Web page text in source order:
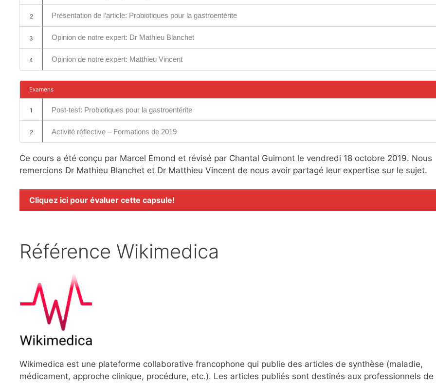
2 Présentation de l’article: Probiotiques pour la gastroentérite
3 Opinion de notre expert: Dr Mathieu Blanchet
4 Opinion de notre expert: Matthieu Vincent
Examens
1 Post-test: Probiotiques pour la gastroentérite
2 Activité réflective – Formations de 2019
Ce cours a été conçu par Marcel Emond et révisé par Chantal Guimont le vendredi 18 octobre 2019. Nous
remercions Dr Mathieu Blanchet et Dr Matthieu Vincent de nous avoir partagé leur expertise sur le sujet.
Cliquez ici pour évaluer cette capsule!
Référence Wikimedica
Wikimedica est une plateforme collaborative francophone qui publie des articles de synthèse (maladie,
médicament, approche clinique, procédure, etc.). Les articles publiés sont destinés aux professionnels de